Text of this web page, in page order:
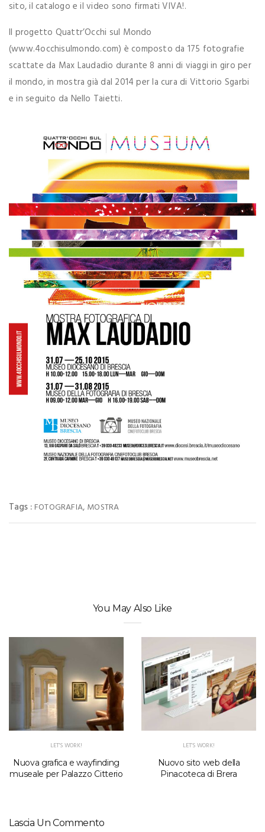
sito, il catalogo e il video sono firmati VIVA!.
Il progetto Quattr’Occhi sul Mondo
(www.4occhisulmondo.com) è composto da 175 fotografie
scattate da Max Laudadio durante 8 anni di viaggi in giro per
il mondo, in mostra già dal 2014 per la cura di Vittorio Sgarbi
e in seguito da Nello Taietti.
Tags : FOTOGRAFIA, MOSTRA
You May Also Like
LET'S WORK!
Nuova grafica e wayfinding
museale per Palazzo Citterio
LET'S WORK!
Nuovo sito web della
Pinacoteca di Brera
Lascia Un Commento